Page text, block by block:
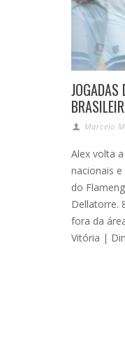
JOGADAS
Marcelo
Alex volta
nacionais
do
Dellatorre.
fora da
Vitória |